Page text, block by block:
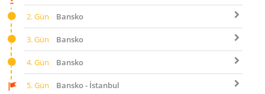
2. Gün Bansko
3. Gün Bansko
4. Gün Bansko
5. Gün Bansko - İstanbul